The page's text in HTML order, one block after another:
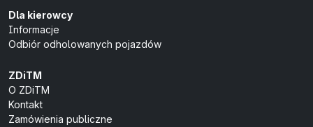
Dla kierowcy
Informacje
Odbiór odholowanych pojazdów
ZDiTM
O ZDiTM
Kontakt
Zamówienia publiczne